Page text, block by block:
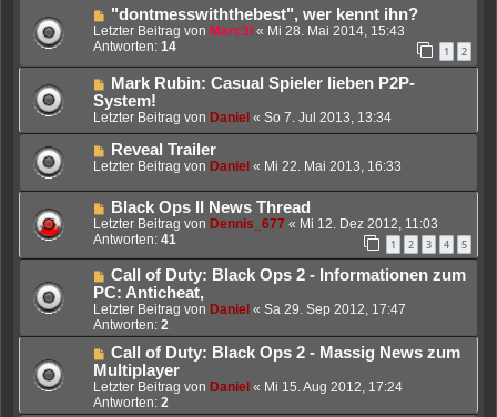
"dontmesswiththebest", wer kennt ihn?
Letzter Beitrag von Marc3l « Mi 28. Mai 2014, 15:43
Antworten: 14 1 2
Mark Rubin: Casual Spieler lieben P2P-
System!
Letzter Beitrag von Daniel « So 7. Jul 2013, 13:34
Reveal Trailer
Letzter Beitrag von Daniel « Mi 22. Mai 2013, 16:33
Black Ops II News Thread
Letzter Beitrag von Dennis_677 « Mi 12. Dez 2012, 11:03
Antworten: 41 1 2 3 4 5
Call of Duty: Black Ops 2 - Informationen zum
PC: Anticheat,
Letzter Beitrag von Daniel « Sa 29. Sep 2012, 17:47
Antworten: 2
Call of Duty: Black Ops 2 - Massig News zum
Multiplayer
Letzter Beitrag von Daniel « Mi 15. Aug 2012, 17:24
Antworten: 2